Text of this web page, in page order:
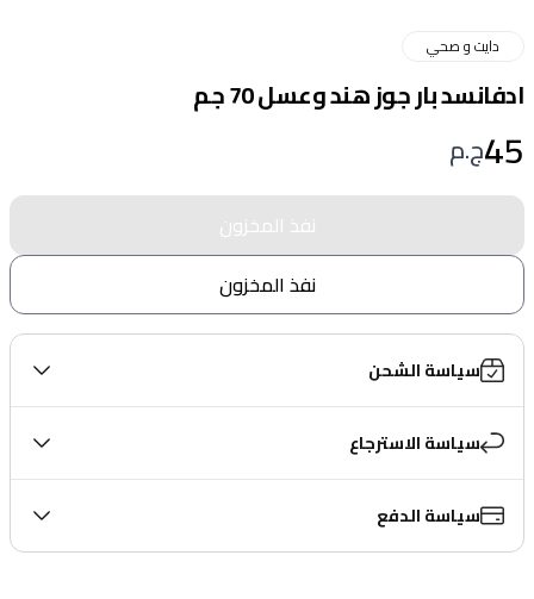
دايت و صحي
ادفانسد بار جوز هند وعسل 70 جم
45ج.م
نفذ المخزون
نفذ المخزون
سياسة الشحن
سياسة الاسترجاع
سياسة الدفع